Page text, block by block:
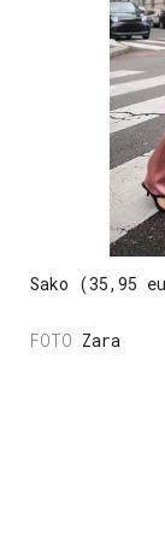
Sako (35,95
Zara